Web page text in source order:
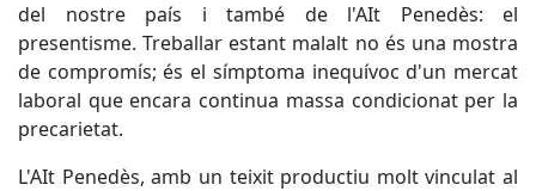
del nostre país i també de l'AIt Penedès: el
presentisme. Treballar estant malalt no és una mostra
de compromís; és el símptoma inequívoc d'un mercat
laboral que encara continua massa condicionat per la
precarietat.
L'AIt Penedès, amb un teixit productiu molt vinculat al